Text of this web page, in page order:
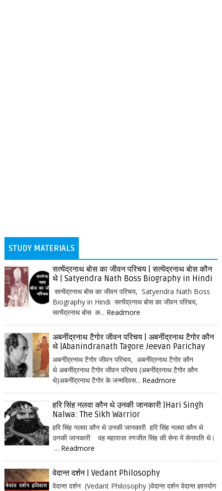
STUDY MATERIALS
सत्येंद्रनाथ बोस का जीवन परिचय | सत्येंद्रनाथ बोस कौन
थे | Satyendra Nath Boss Biography in Hindi
सत्येंद्रनाथ बोस का जीवन परिचय, Satyendra Nath Boss
Biography in Hindi सत्येंद्रनाथ बोस का जीवन परिचय,
सत्येंद्रनाथ बोस क... Readmore
अबनींद्रनाथ टैगोर जीवन परिचय | अबनींद्रनाथ टैगोर कौन
थे |Abanindranath Tagore Jeevan Parichay
अबनींद्रनाथ टैगोर जीवन परिचय, अबनींद्रनाथ टैगोर कौन
थे अबनींद्रनाथ टैगोर जीवन परिचय (अबनींद्रनाथ टैगोर कौन
थे)अबनींद्रनाथ टैगोर के जन्मदिवस... Readmore
हरि सिंह नलवा कौन थे उनकी जानकारी |Hari Singh
Nalwa: The Sikh Warrior
हरि सिंह नलवा कौन थे उनकी जानकारी हरि सिंह नलवा कौन थे
उनकी जानकारी वह महाराजा रणजीत सिंह की सेना में सेनापति थे।
... Readmore
वेदान्त दर्शन | Vedant Philosophy
वेदान्त दर्शन (Vedant Philosophy )वेदान्त दर्शन वेदान्त ज्ञानयोग